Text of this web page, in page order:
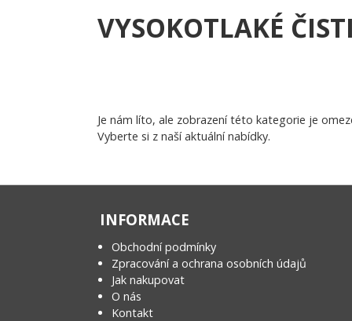
VYSOKOTLAKÉ
Je nám líto, ale zobrazení této kategorie je
Vyberte si z naší aktuální nabídky.
INFORMACE
Obchodní podmínky
Zpracování a ochrana osobních údajů
Jak nakupovat
O nás
Kontakt